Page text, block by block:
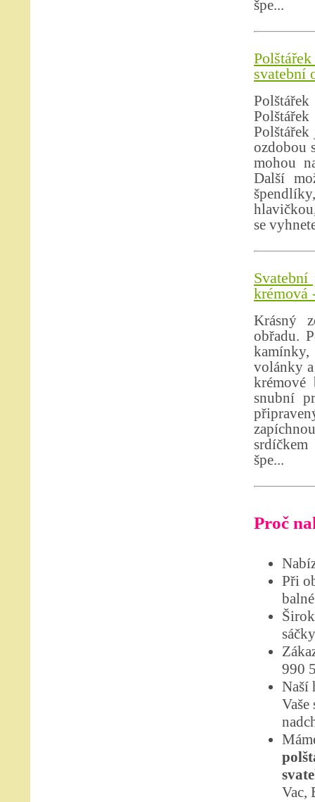
špe...
svatební
ozdobou
mohou
Další
se
krémová
Krásný
obřadu.
kamínky,
volánky
krémové
snubní
špe...
Proč
Při
990
Naší
Vac,